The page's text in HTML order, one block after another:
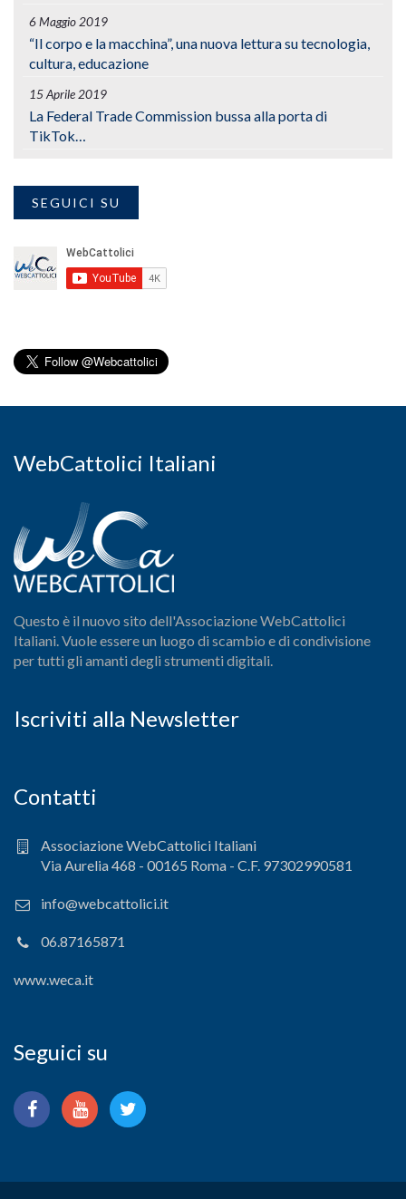
6 Maggio 2019
“Il corpo e la macchina”, una nuova lettura su tecnologia,
cultura, educazione
15 Aprile 2019
La Federal Trade Commission bussa alla porta di
TikTok…
SEGUICI SU
WebCattolici Italiani
Questo è il nuovo sito dell'Associazione WebCattolici
Italiani. Vuole essere un luogo di scambio e di condivisione
per tutti gli amanti degli strumenti digitali.
Iscriviti alla Newsletter
Contatti
Associazione WebCattolici Italiani
Via Aurelia 468 - 00165 Roma - C.F. 97302990581
info@webcattolici.it
06.87165871
www.weca.it
Seguici su